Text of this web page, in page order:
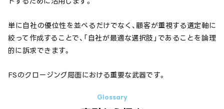
単に自社の優位性を並べるだけでなく、顧客が重視する選定軸に
絞って作成することで、「自社が最適な選択肢」であることを論理
的に訴求できます。
FSのクロージング局面における重要な武器です。